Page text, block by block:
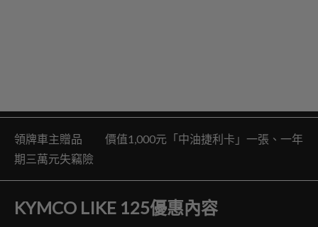
領牌車主贈品 價值1,000元「中油捷利卡」一張、一年
期三萬元失竊險
KYMCO LIKE 125優惠內容